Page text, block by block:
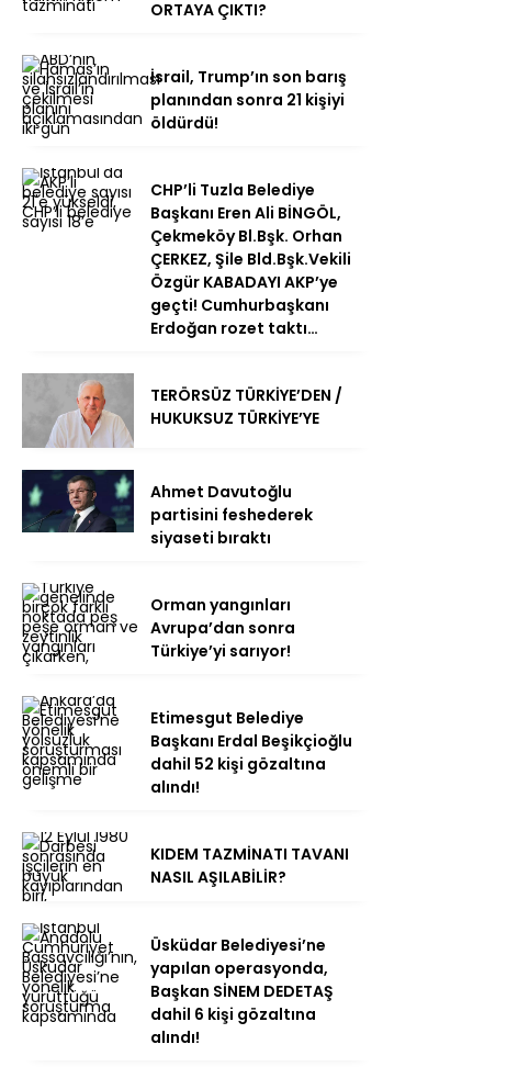
ORTAYA ÇIKTI?
İsrail, Trump’ın son barış
planından sonra 21 kişiyi
öldürdü!
CHP’li Tuzla Belediye
Başkanı Eren Ali BİNGÖL,
Çekmeköy Bl.Bşk. Orhan
ÇERKEZ, Şile Bld.Bşk.Vekili
Özgür KABADAYI AKP’ye
geçti! Cumhurbaşkanı
Erdoğan rozet taktı…
TERÖRSÜZ TÜRKİYE’DEN /
HUKUKSUZ TÜRKİYE’YE
Ahmet Davutoğlu
partisini feshederek
siyaseti bıraktı
Orman yangınları
Avrupa’dan sonra
Türkiye’yi sarıyor!
Etimesgut Belediye
Başkanı Erdal Beşikçioğlu
dahil 52 kişi gözaltına
alındı!
KIDEM TAZMİNATI TAVANI
NASIL AŞILABİLİR?
Üsküdar Belediyesi’ne
yapılan operasyonda,
Başkan SİNEM DEDETAŞ
dahil 6 kişi gözaltına
alındı!